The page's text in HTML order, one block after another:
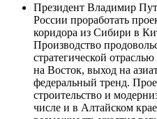
Президент Владимир
России проработать
коридора из Сибири в
Производство
стратегической
на Восток, выход на
федеральный тренд.
строительство и
числе и в Алтайском